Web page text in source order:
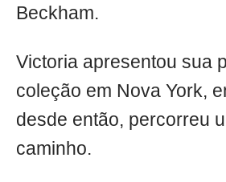
Beckham.
Victoria apresentou sua
coleção em Nova York,
desde então, percorreu
caminho.